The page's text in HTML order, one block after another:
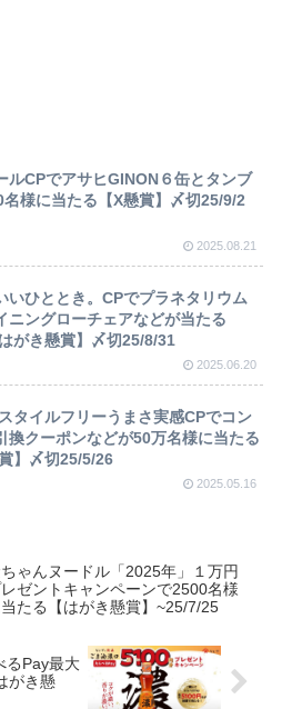
ルCPでアサヒGINON６缶とタンブ
名様に当たる【X懸賞】〆切25/9/2
2025.08.21
いひととき。CPでプラネタリウム
ニングローチェアなどが当たる
はがき懸賞】〆切25/8/31
2025.06.20
タイルフリーうまさ実感CPでコン
換クーポンなどが50万名様に当たる
】〆切25/5/26
2025.05.16
ゃんヌードル「2025年」１万円
ゼントキャンペーンで2500名様
たる【はがき懸賞】~25/7/25
るPay最大
がき懸